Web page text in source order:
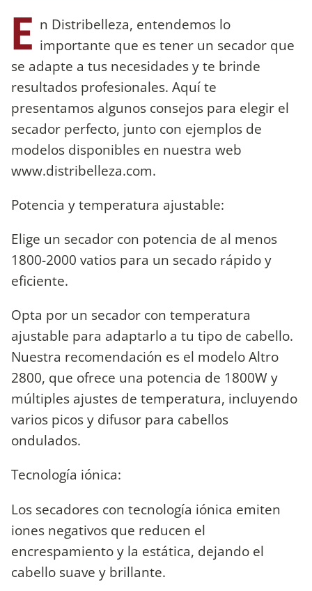
E n Distribelleza, entendemos lo
importante que es tener un secador que
se adapte a tus necesidades y te brinde
resultados profesionales. Aquí te
presentamos algunos consejos para elegir el
secador perfecto, junto con ejemplos de
modelos disponibles en nuestra web
www.distribelleza.com.
Potencia y temperatura ajustable:
Elige un secador con potencia de al menos
1800-2000 vatios para un secado rápido y
eficiente.
Opta por un secador con temperatura
ajustable para adaptarlo a tu tipo de cabello.
Nuestra recomendación es el modelo Altro
2800, que ofrece una potencia de 1800W y
múltiples ajustes de temperatura, incluyendo
varios picos y difusor para cabellos
ondulados.
Tecnología iónica:
Los secadores con tecnología iónica emiten
iones negativos que reducen el
encrespamiento y la estática, dejando el
cabello suave y brillante.